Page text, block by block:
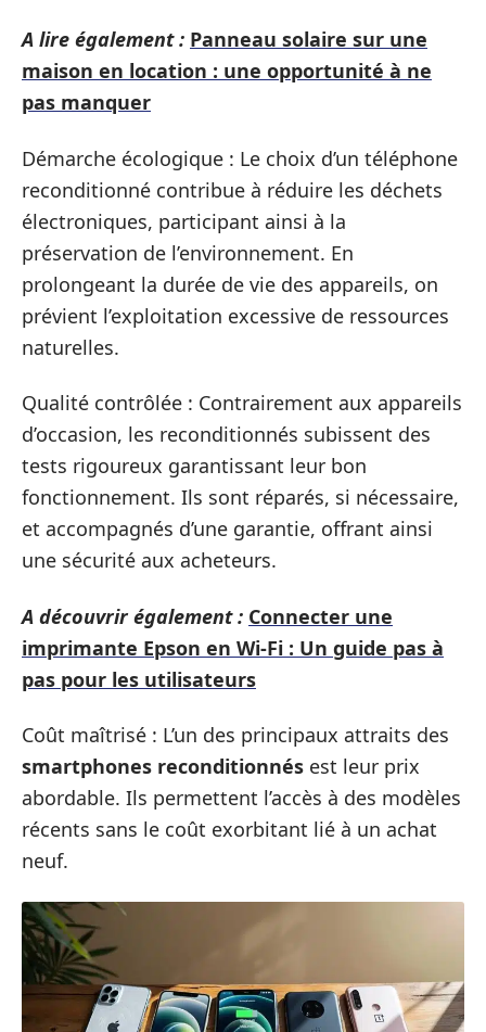
A lire également : Panneau solaire sur une
maison en location : une opportunité à ne
pas manquer
Démarche écologique : Le choix d’un téléphone
reconditionné contribue à réduire les déchets
électroniques, participant ainsi à la
préservation de l’environnement. En
prolongeant la durée de vie des appareils, on
prévient l’exploitation excessive de ressources
naturelles.
Qualité contrôlée : Contrairement aux appareils
d’occasion, les reconditionnés subissent des
tests rigoureux garantissant leur bon
fonctionnement. Ils sont réparés, si nécessaire,
et accompagnés d’une garantie, offrant ainsi
une sécurité aux acheteurs.
A découvrir également : Connecter une
imprimante Epson en Wi-Fi : Un guide pas à
pas pour les utilisateurs
Coût maîtrisé : L’un des principaux attraits des
smartphones reconditionnés est leur prix
abordable. Ils permettent l’accès à des modèles
récents sans le coût exorbitant lié à un achat
neuf.